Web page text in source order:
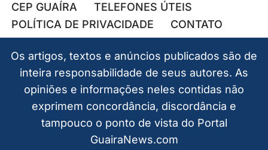
CEP GUAÍRA
TELEFONES ÚTEIS
POLÍTICA DE PRIVACIDADE
CONTATO
Os artigos, textos e anúncios publicados são de
inteira responsabilidade de seus autores. As
opiniões e informações neles contidas não
exprimem concordância, discordância e
tampouco o ponto de vista do Portal
GuairaNews.com